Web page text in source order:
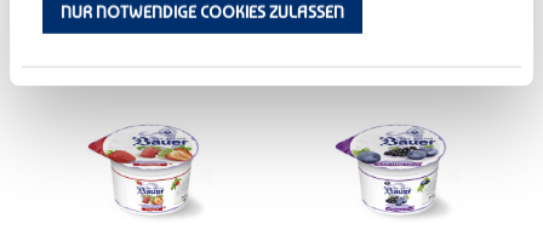
NUR NOTWENDIGE COOKIES ZULASSEN
DER KLEINE BAUER